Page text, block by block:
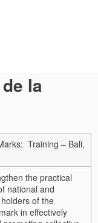
la
Training – Bali,
the practical
national and
of the
in effectively